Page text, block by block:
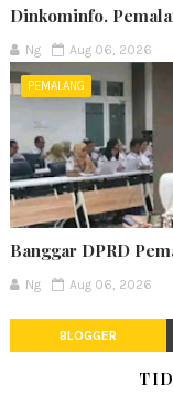
Dinkominfo.
Ng Aug 06, 2026
PEMALANG
Banggar DPRD
Ng Aug 06, 2026
BLOGGER